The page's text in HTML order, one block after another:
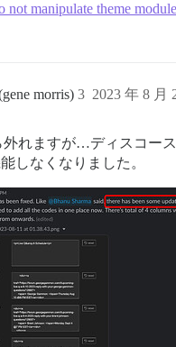
not manipulate theme
morris) 2023 年 8 月
3
外れますが…ディスコー
しなくなりました。